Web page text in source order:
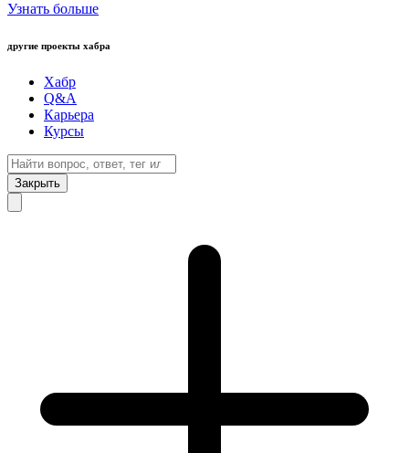
Узнать больше
другие проекты хабра
Хабр
Q&A
Карьера
Курсы
Закрыть